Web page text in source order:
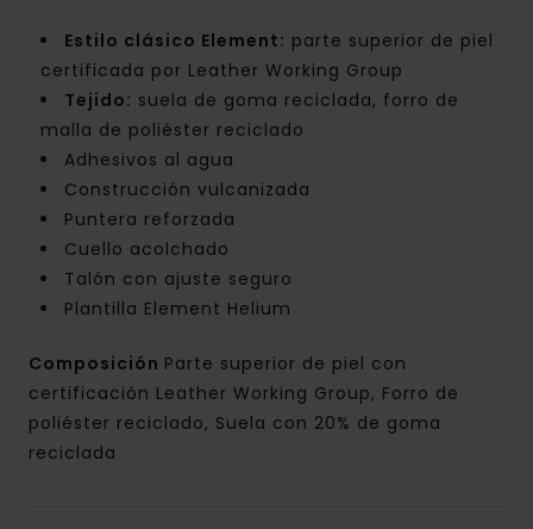
Estilo clásico Element: parte superior de piel
certificada por Leather Working Group
Tejido: suela de goma reciclada, forro de
malla de poliéster reciclado
Adhesivos al agua
Construcción vulcanizada
Puntera reforzada
Cuello acolchado
Talón con ajuste seguro
Plantilla Element Helium
Composición Parte superior de piel con
certificación Leather Working Group, Forro de
poliéster reciclado, Suela con 20% de goma
reciclada